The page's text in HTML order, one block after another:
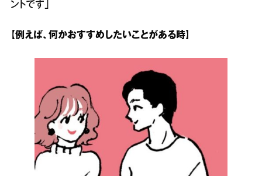
ントです」
【例えば、何かおすすめしたいことがある時】